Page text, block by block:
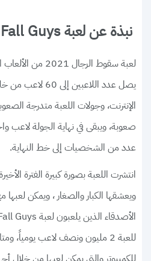
نبذة عن لعبة Fall Guys
لعبة سقوط الرجال
يصل عدد اللاعبين
الإنترنت، وجولات اللعبة متدرجة
صعوبة، ويبقى في نهاية الجولة لاعب
عدد من الشخصيات إلى خط النهاية.
انتشرت اللعبة بصورة كبيرة الفترة
ويعشقها الكبار والصغار ، ويمكن